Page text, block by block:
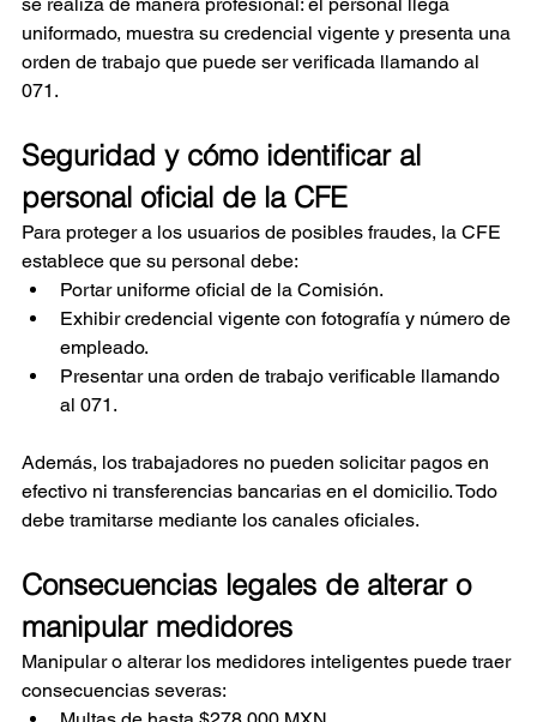
uniformado, muestra su credencial vigente y presenta una
orden de trabajo que puede ser verificada llamando al
071.
Seguridad y cómo identificar al
personal oficial de la CFE
Para proteger a los usuarios de posibles fraudes, la CFE
establece que su personal debe:
Portar uniforme oficial de la Comisión.
Exhibir credencial vigente con fotografía y número de
empleado.
Presentar una orden de trabajo verificable llamando
al 071.
Además, los trabajadores no pueden solicitar pagos en
efectivo ni transferencias bancarias en el domicilio. Todo
debe tramitarse mediante los canales oficiales.
Consecuencias legales de alterar o
manipular medidores
Manipular o alterar los medidores inteligentes puede traer
consecuencias severas: